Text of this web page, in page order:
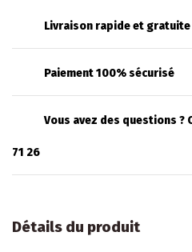
Livraison rapide et
Paiement 100% sécurisé
Vous avez des questions ?
71 26
Détails du produit